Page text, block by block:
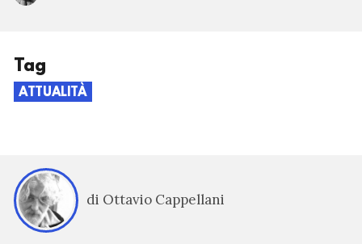
Tag
ATTUALITÀ
di Ottavio Cappellani